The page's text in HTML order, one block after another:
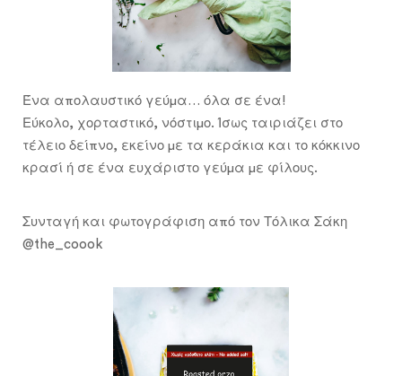
Ένα απολαυστικό γεύμα… όλα σε ένα!
Εύκολο, χορταστικό, νόστιμο. Ίσως ταιριάζει στο
τέλειο δείπνο, εκείνο με τα κεράκια και το κόκκινο
κρασί ή σε ένα ευχάριστο γεύμα με φίλους.
Συνταγή και φωτογράφιση από τον Τόλικα Σάκη
@the_coook